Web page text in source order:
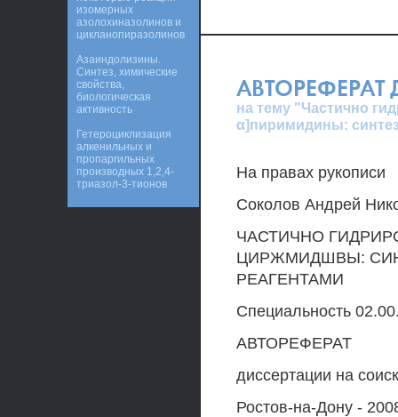
АВТОРЕФЕРАТ
на тему "Частично
α]пиримидины:
На правах рукописи
Соколов Андрей
ЧАСТИЧНО
ЦИРЖМИДШВЫ:
РЕАГЕНТАМИ
Специальность
АВТОРЕФЕРАТ
диссертации на
Ростов-на-Дону -
изомерных
азолохиназолинов и
цикланопиразолинов
Азаиндолизины.
Синтез, химические
свойства,
биологическая
активность
Гетероциклизация
алкенильных и
пропаргильных
производных 1,2,4-
триазол-3-тионов